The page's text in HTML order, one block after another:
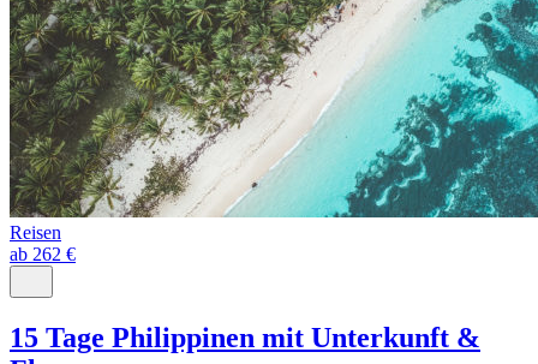
Reisen
ab 262 €
15 Tage Philippinen mit Unterkunft &